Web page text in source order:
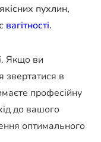
пухлин,
вагітності.
Якщо ви
звертатися в
професійну
до вашого
оптимального